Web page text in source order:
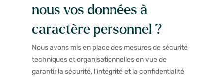
nous vos données à
caractère personnel ?
Nous avons mis en place des mesures de sécurité
techniques et organisationnelles en vue de
garantir la sécurité, l’intégrité et la confidentialité